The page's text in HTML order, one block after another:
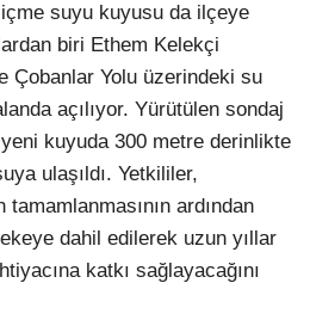
suyu kuyusu da ilçeye
biri Ethem Kelekçi
Çobanlar Yolu üzerindeki su
açılıyor. Yürütülen sondaj
kuyuda 300 metre derinlikte
ulaşıldı. Yetkililer,
ardından
dahil edilerek uzun yıllar
katkı sağlayacağını